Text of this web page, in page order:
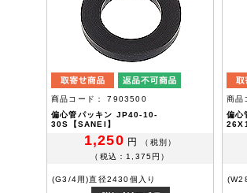
商品コード： 7903500
偏心管パッキン JP40-10-
30S【SANEI】
1,250 円
（税別）
（税込：1,375円）
(G3/4用)直径2430個入り
商品
偏心